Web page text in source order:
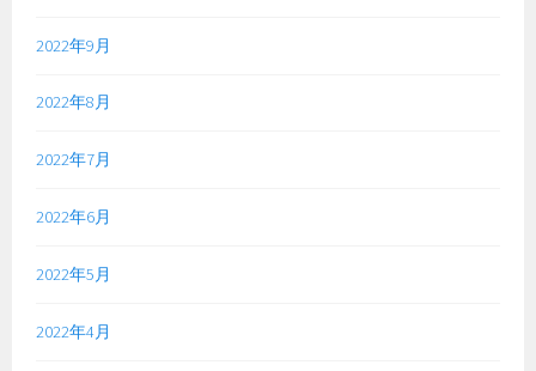
2022年9月
2022年8月
2022年7月
2022年6月
2022年5月
2022年4月